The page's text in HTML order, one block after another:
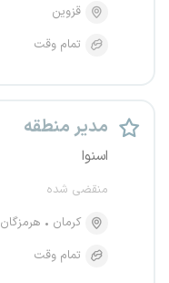
قزوین
تمام وقت
مدیر منطقه
اسنوا
منقضی شده
کرمان
هرمزگان
تمام وقت